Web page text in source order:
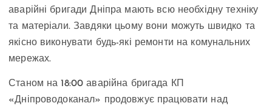
аварійні бригади Дніпра мають всю необхідну техніку
та матеріали. Завдяки цьому вони можуть швидко та
якісно виконувати будь-які ремонти на комунальних
мережах.
Станом на 18:00 аварійна бригада КП
«Дніпроводоканал» продовжує працювати над